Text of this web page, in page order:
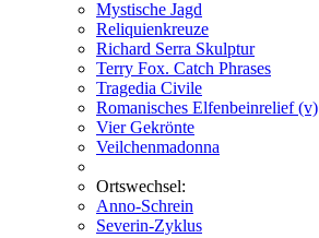
Mystische Jagd
Reliquienkreuze
Richard Serra Skulptur
Terry Fox. Catch Phrases
Tragedia Civile
Romanisches Elfenbeinrelief (v)
Vier Gekrönte
Veilchenmadonna
Ortswechsel:
Anno-Schrein
Severin-Zyklus